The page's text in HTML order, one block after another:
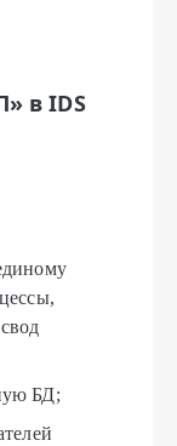
в IDS
БД;